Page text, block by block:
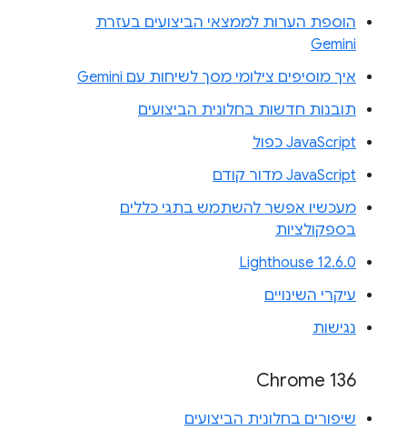
הוספת הערות לממצאי הביצועים בעזרת
Gemini
איך מוסיפים צילומי מסך לשיחות עם Gemini
תובנות חדשות בחלונית הביצועים
JavaScript כפול
JavaScript מדור קודם
מעכשיו אפשר להשתמש בתגי כללים
בספקולציות
Lighthouse 12.6.0
עיקרי השינויים
נגישות
Chrome 136
שיפורים בחלונית הביצועים